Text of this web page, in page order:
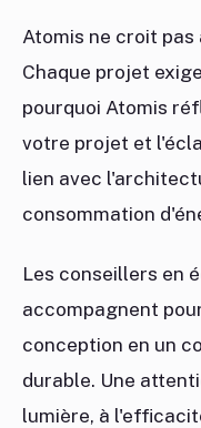
Atomis ne croit
Chaque projet
pourquoi Atomis
votre projet et
lien avec
consommation
Les conseillers en
accompagnent
conception en un
durable. Une
lumière, à